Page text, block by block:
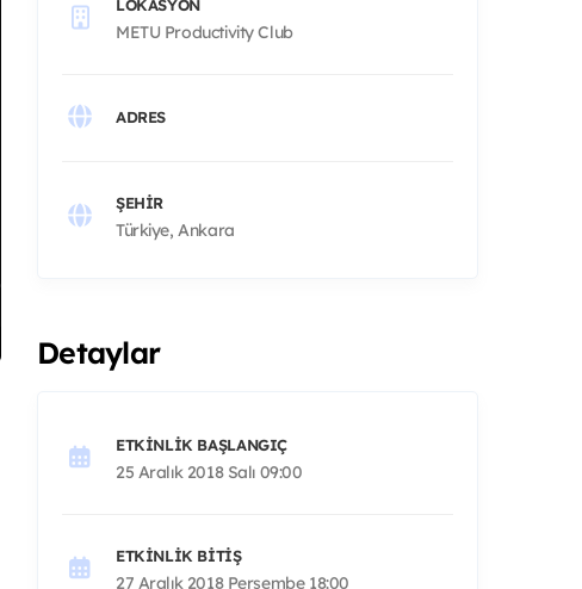
LOKASYON
METU Productivity Club
ADRES
ŞEHIR
Türkiye, Ankara
Detaylar
ETKINLIK BAŞLANGIÇ
25 Aralık 2018 Salı 09:00
ETKINLIK BITIŞ
27 Aralık 2018 Perşembe 18:00